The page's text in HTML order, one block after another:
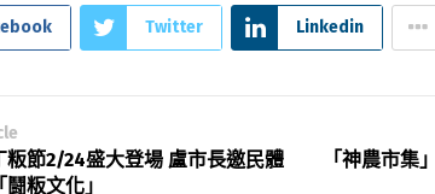
Twitter Linkedin
粄節2/24盛大登場 盧市長邀民體
粄文化」
「神農市集